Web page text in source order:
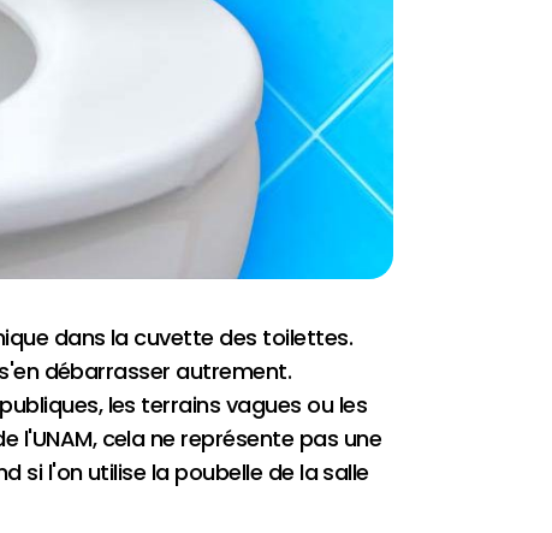
dans la cuvette des toilettes.
débarrasser autrement.
les terrains vagues ou les
l'UNAM, cela ne représente pas une
si l'on utilise la poubelle de la salle